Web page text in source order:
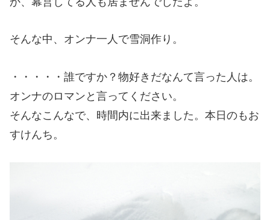
そんな中、オンナ一人で雪洞作り。
・・・・・誰ですか？物好きだなんて言った人は。
オンナのロマンと言ってください。
そんなこんなで、時間内に出来ました。本日のもお
すけんち。